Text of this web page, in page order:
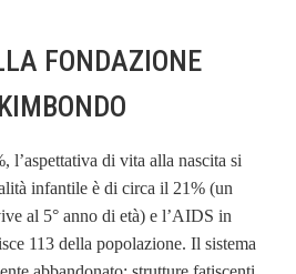
FONDAZIONE
l’aspettativa di vita alla nascita si
infantile è di circa il 21% (un
al 5° anno di età) e l’AIDS in
113 della popolazione. Il sistema